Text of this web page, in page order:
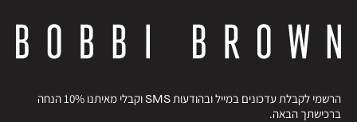
הרשמי לקבלת עדכונים במייל ובהודעות SMS וקבלי מאיתנו 10% הנחה
ברכישתך הבאה.